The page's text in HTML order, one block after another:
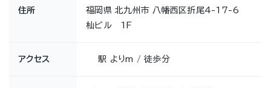
住所
福岡県 北九州市 八幡西区折尾4-17-6
杣ビル 1F
アクセス 駅 よりm / 徒歩分